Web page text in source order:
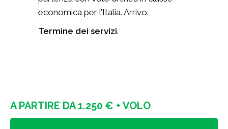
economica per l’Italia. Arrivo.
Termine dei servizi.
A PARTIRE DA 1.250 € + VOLO